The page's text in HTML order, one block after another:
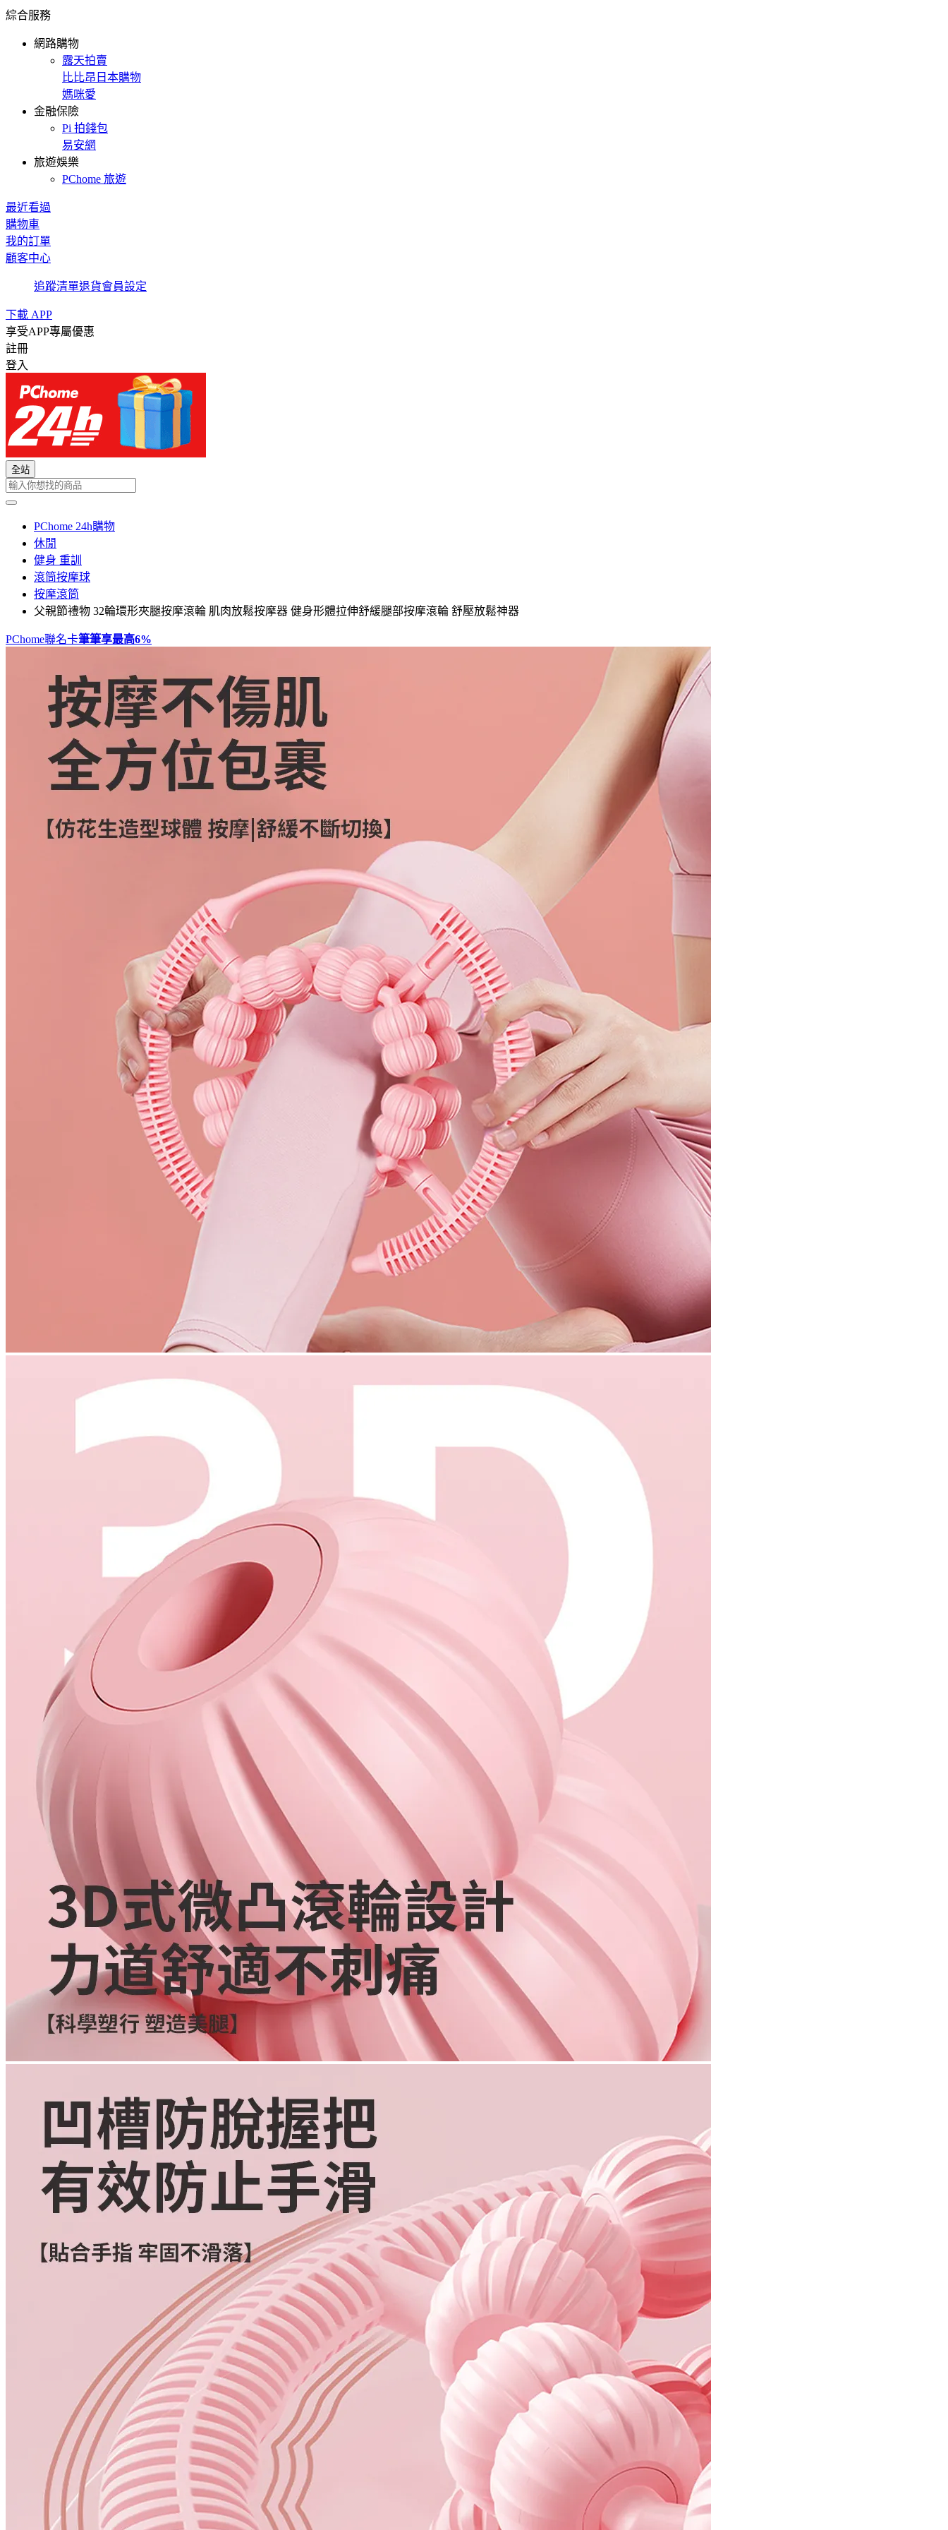
綜合服務
網路購物
露天拍賣
比比昂日本購物
媽咪愛
金融保險
Pi 拍錢包
易安網
旅遊娛樂
PChome 旅遊
最近看過
購物車
我的訂單
顧客中心
追蹤清單退貨會員設定
下載 APP
享受APP專屬優惠
註冊
登入
全站
PChome 24h購物
休閒
健身 重訓
滾筒按摩球
按摩滾筒
父親節禮物 32輪環形夾腿按摩滾輪 肌肉放鬆按摩器 健身形體拉伸舒緩腿部按摩滾輪 舒壓放鬆神器
PChome聯名卡筆筆享最高6%